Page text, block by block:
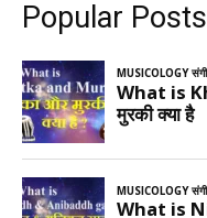
Popular Posts